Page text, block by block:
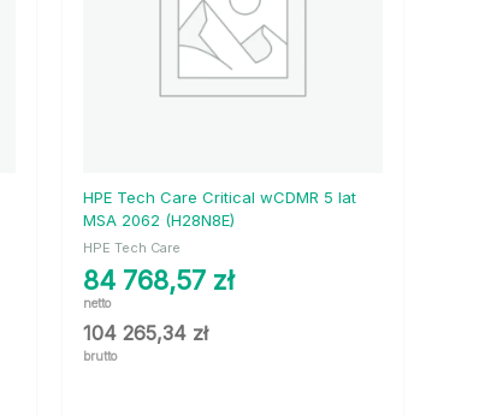
HPE Tech Care Critical wCDMR 5 lat
MSA 2062 (H28N8E)
HPE Tech Care
84 768,57 zł
netto
104 265,34 zł
brutto